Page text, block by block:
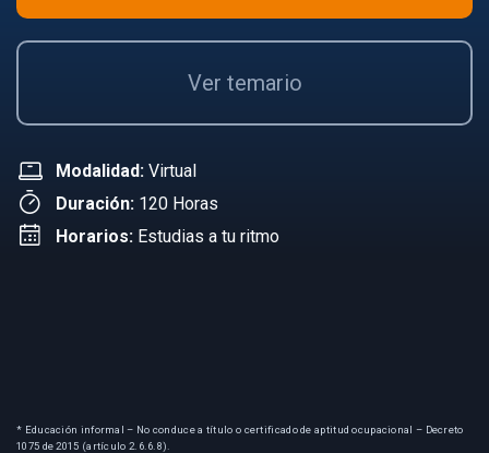
Ver temario
Modalidad: Virtual
Duración: 120 Horas
Horarios: Estudias a tu ritmo
* Educación informal – No conduce a título o certificado de aptitud ocupacional – Decreto
1075 de 2015 (artículo 2.6.6.8).